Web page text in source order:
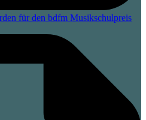
für den bdfm Musikschulpreis